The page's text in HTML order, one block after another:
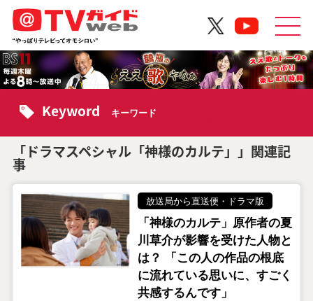
Keyword キーワード
「ドラマスペシャル「神様のカルテ」」関連記
事
放送局から直送便・ドラマ版
「神様のカルテ」原作者の夏
川草介が影響を受けた人物と
は？ 「この人の作品の根底
に流れている思いに、すごく
共感するんです」